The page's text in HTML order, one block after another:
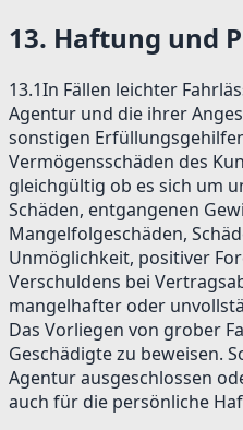
13. Haftung und
13.1In Fällen leichter
Agentur und die ihrer
sonstigen
Vermögensschäden des
gleichgültig ob es sich um
Schäden, entgangenen
Mangelfolgeschäden,
Unmöglichkeit, positiver
Verschuldens bei
mangelhafter oder
Das Vorliegen von grober
Geschädigte zu beweisen.
Agentur ausgeschlossen
auch für die persönliche